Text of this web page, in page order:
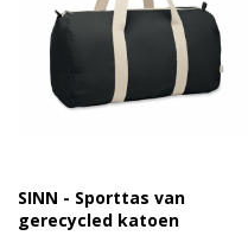
SINN - Sporttas van
gerecycled katoen